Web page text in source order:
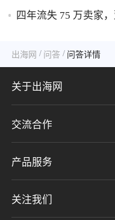
四年流失 75 万卖家
出海网 / 问答 / 问答详情
关于出海网
关于我们
加入我们
隐私协议
交流合作
联系我们
意见反馈
产品服务
CHWE全球跨境电商展
关注我们